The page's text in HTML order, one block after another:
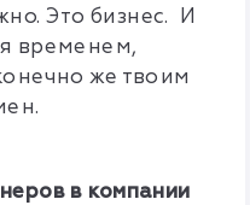
Это бизнес. И
временем,
же твоим
в компании